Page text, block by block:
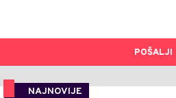
POŠALJI
NAJNOVIJE